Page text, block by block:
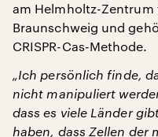
am Helmholtz-
Braunschweig und
CRISPR-Cas-Methode.
„Ich persönlich finde,
nicht manipuliert
dass es viele Länder
haben, dass Zellen der